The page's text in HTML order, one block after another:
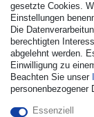
©
gesetzte Cookies.
Einstellungen
Die
berechtigten
abgelehnt werden.
Einwilligung zu
Beachten Sie unser
personenbezogener
Essenziell